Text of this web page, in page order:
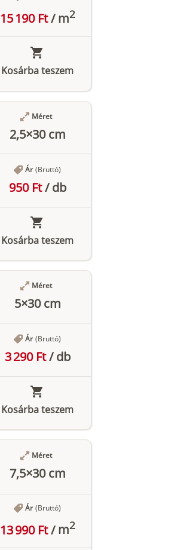
15 190 Ft/m2
Kosárba teszem
Méret
2,5×30 cm
Ár (Bruttó)
950 Ft/db
Kosárba teszem
Méret
5×30 cm
Ár (Bruttó)
3 290 Ft/db
Kosárba teszem
Méret
7,5×30 cm
Ár (Bruttó)
13 990 Ft/m2